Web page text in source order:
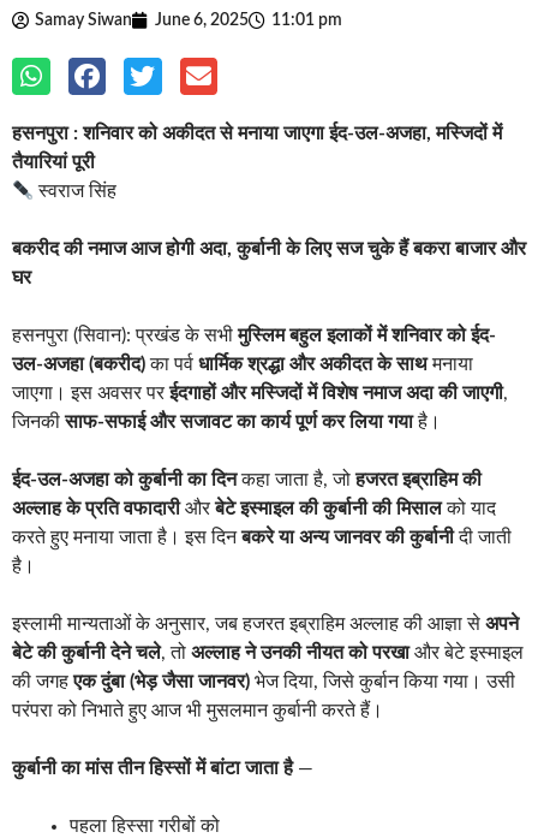
Samay Siwan June 6, 2025 11:01 pm
हसनपुरा : शनिवार को अकीदत से मनाया जाएगा ईद-उल-अजहा, मस्जिदों में
तैयारियां पूरी
स्वराज सिंह
बकरीद की नमाज आज होगी अदा, कुर्बानी के लिए सज चुके हैं बकरा बाजार और
घर
हसनपुरा (सिवान): प्रखंड के सभीमुस्लिम बहुल इलाकों में शनिवार को ईद-
उल-अजहा (बकरीद)का पर्व धार्मिक श्रद्धा और अकीदत के साथमनाया
जाएगा। इस अवसर परईदगाहों और मस्जिदों में विशेष नमाज अदा की जाएगी,
जिनकीसाफ-सफाई और सजावट का कार्य पूर्ण कर लिया गयाहै।
ईद-उल-अजहा को कुर्बानी का दिनकहा जाता है, जोहजरत इब्राहिम की
अल्लाह के प्रति वफादारीऔरबेटे इस्माइल की कुर्बानी की मिसालको याद
करते हुए मनाया जाता है। इस दिनबकरे या अन्य जानवर की कुर्बानीदी जाती
है।
इस्लामी मान्यताओं के अनुसार, जब हजरत इब्राहिम अल्लाह की आज्ञा से अपने
बेटे की कुर्बानी देने चले, तो अल्लाह ने उनकी नीयत को परखाऔर बेटे इस्माइल
की जगहएक दुंबा (भेड़ जैसा जानवर) भेज दिया, जिसे कुर्बान किया गया। उसी
परंपरा को निभाते हुए आज भी मुसलमान कुर्बानी करते हैं।
कुर्बानी का मांस तीन हिस्सों में बांटा जाता है—
पहला हिस्सा गरीबों को